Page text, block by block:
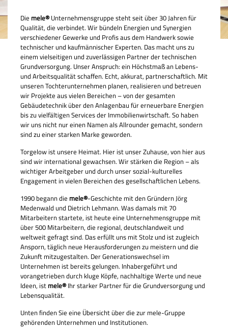
Die mele®Unternehmensgruppe steht seit über 30 Jahren für
Qualität, die verbindet. Wir bündeln Energien und Synergien
verschiedener Gewerke und Profis aus dem Handwerk sowie
technischer und kaufmännischer Experten. Das macht uns zu
einem vielseitigen und zuverlässigen Partner der technischen
Grundversorgung. Unser Anspruch: ein Höchstmaß an Lebens-
und Arbeitsqualität schaffen. Echt, akkurat, partnerschaftlich. Mit
unseren Tochterunternehmen planen, realisieren und betreuen
wir Projekte aus vielen Bereichen – von der gesamten
Gebäudetechnik über den Anlagenbau für erneuerbare Energien
bis zu vielfältigen Services der Immobilienwirtschaft. So haben
wir uns nicht nur einen Namen als Allrounder gemacht, sondern
sind zu einer starken Marke geworden.
Torgelow ist unsere Heimat. Hier ist unser Zuhause, von hier aus
sind wir international gewachsen. Wir stärken die Region – als
wichtiger Arbeitgeber und durch unser sozial-kulturelles
Engagement in vielen Bereichen des gesellschaftlichen Lebens.
1990 begann die mele®-Geschichte mit den Gründern Jörg
Medenwald und Dietrich Lehmann. Was damals mit 70
Mitarbeitern startete, ist heute eine Unternehmensgruppe mit
über 500 Mitarbeitern, die regional, deutschlandweit und
weltweit gefragt sind. Das erfüllt uns mit Stolz und ist zugleich
Ansporn, täglich neue Herausforderungen zu meistern und die
Zukunft mitzugestalten. Der Generationswechsel im
Unternehmen ist bereits gelungen. Inhabergeführt und
vorangetrieben durch kluge Köpfe, nachhaltige Werte und neue
Ideen, ist mele®Ihr starker Partner für die Grundversorgung und
Lebensqualität.
Unten finden Sie eine Übersicht über die zur mele-Gruppe
gehörenden Unternehmen und Institutionen.